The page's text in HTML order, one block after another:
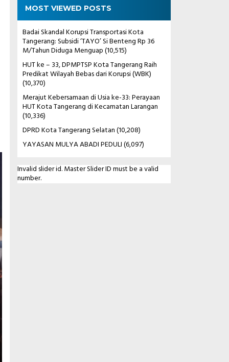
MOST VIEWED POSTS
Badai Skandal Korupsi Transportasi Kota
Tangerang: Subsidi ‘TAYO’ Si Benteng Rp 36
M/Tahun Diduga Menguap(10,515)
HUT ke – 33, DPMPTSP Kota Tangerang Raih
Predikat Wilayah Bebas dari Korupsi (WBK)
(10,370)
Merajut Kebersamaan di Usia ke-33: Perayaan
HUT Kota Tangerang di Kecamatan Larangan
(10,336)
DPRD Kota Tangerang Selatan(10,208)
YAYASAN MULYA ABADI PEDULI(6,097)
Invalid slider id. Master Slider ID must be a valid
number.